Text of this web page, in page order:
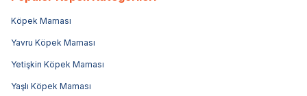
Köpek Maması
Yavru Köpek Maması
Yetişkin Köpek Maması
Yaşlı Köpek Maması